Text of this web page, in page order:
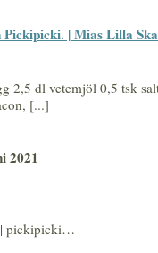
Pickipicki. | Mias Lilla
2,5 dl vetemjöl 0,5 tsk
[...]
2021
| pickipicki…